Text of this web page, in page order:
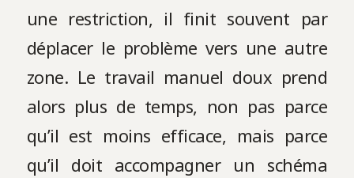
une restriction, il finit souvent par
déplacer le problème vers une autre
zone. Le travail manuel doux prend
alors plus de temps, non pas parce
qu’il est moins efficace, mais parce
qu’il doit accompagner un schéma